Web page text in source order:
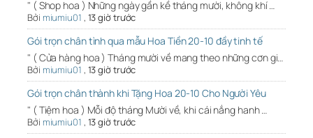
" ( Shop hoa ) Những ngày gần kề tháng mười, không khí …
Bởi miumiu01 , 13 giờ trước
Gói trọn chân tình qua mẫu Hoa Tiền 20-10 đầy tinh tế
" ( Cửa hàng hoa ) Tháng mười về mang theo những cơn gi…
Bởi miumiu01 , 13 giờ trước
Gói trọn chân thành khi Tặng Hoa 20-10 Cho Người Yêu
" ( Tiệm hoa ) Mỗi độ tháng Mười về, khi cái nắng hanh …
Bởi miumiu01 , 13 giờ trước